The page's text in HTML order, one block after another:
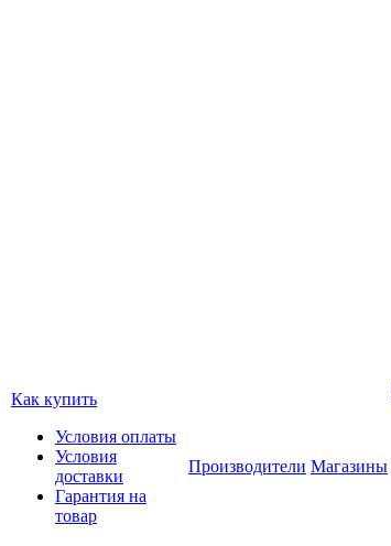
Как купить
Условия оплаты
Условия
доставки
Гарантия на
товар
Производители Магазины